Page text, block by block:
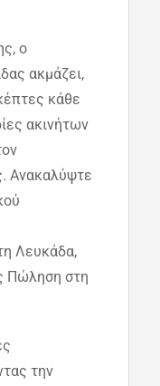
ο
ακμάζει,
κάθε
ακινήτων
Ανακαλύψτε
Λευκάδα,
Πώληση στη
την